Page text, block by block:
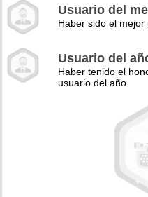
Usuario del
Haber sido el
Usuario del
Haber tenido el
usuario del año